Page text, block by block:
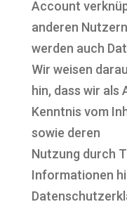
Account
anderen
werden auch
Wir weisen
hin, dass wir als
Kenntnis vom
sowie deren
Nutzung durch
Informationen